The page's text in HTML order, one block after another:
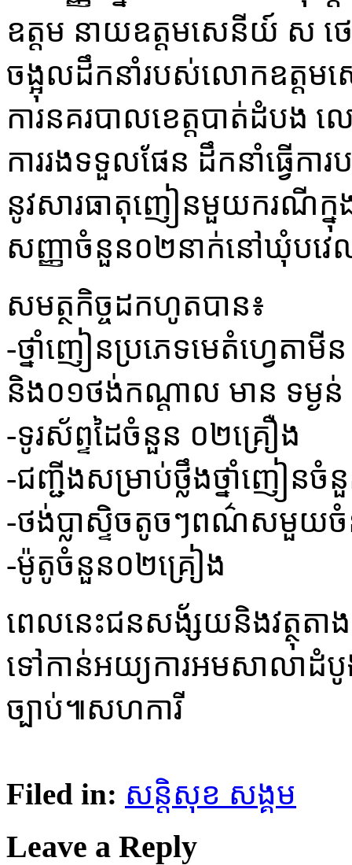
ឧត្តម នាយឧត្តម​សេនីយ៍ ស ថេ
ចង្អុលដឹកនាំរបស់លោកឧត្តម​
ការនគរ​បាលខេត្តបាត់ដំប
ការរងទទួលផែន ដឹកនាំធ្វើក
នូវសារធាតុញៀនមួយករណីក្នុ
សញ្ញាចំនួន​០២នាក់នៅឃុំបវេ
សមត្ថកិច្ចដកហូតបាន៖
-ថ្នាំញៀនប្រភេទមេតំហ្វេត
និង០១ថង់កណ្តាល មាន ទម្ង
-ទូរស័ព្ទដៃចំនួន ០២គ្រឿង
-ជញ្ជីងសម្រាប់ថ្លឹងថ្នាំញៀនចំ
-ថង់ប្លាស្ទិចតូចៗពណ៌សមួយ
-ម៉ូតូចំនួន០២គ្រៀង
ពេលនេះជនសង័្សយនិងវត្ថុតាង
ទៅកាន់អយ្យការអមសាលាដំបូង
ច្បាប់៕សហការី
Filed in: សន្តិសុខ សង្គម
Leave a Reply